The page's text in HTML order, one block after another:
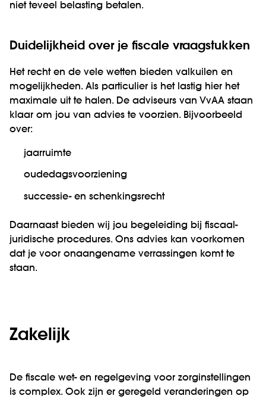
niet teveel belasting betalen.
Duidelijkheid over je fiscale vraagstukken
Het recht en de vele wetten bieden valkuilen en
mogelijkheden. Als particulier is het lastig hier het
maximale uit te halen. De adviseurs van VvAA staan
klaar om jou van advies te voorzien. Bijvoorbeeld
over:
jaarruimte
oudedagsvoorziening
successie- en schenkingsrecht
Daarnaast bieden wij jou begeleiding bij fiscaal-
juridische procedures. Ons advies kan voorkomen
dat je voor onaangename verrassingen komt te
staan.
Zakelijk
De fiscale wet- en regelgeving voor zorginstellingen
is complex. Ook zijn er geregeld veranderingen op